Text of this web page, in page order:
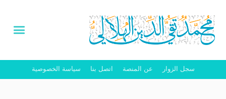
سجل الزوار عن المنصة اتصل بنا سياسة الخصوصية